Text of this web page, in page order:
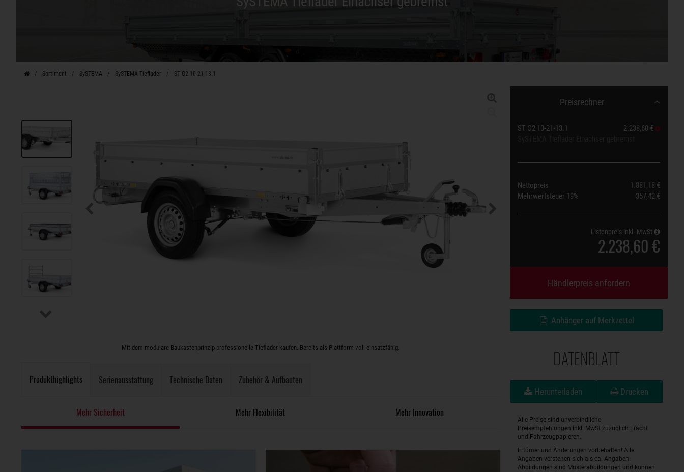
Sortiment SySTEMA SySTEMA Tieflader ST O2 10-21-13.1
Mit dem modulare Baukastenprinzip professionelle Tieflader kaufen. Bereits als Plattform voll einsatzfähig.
Produkthighlights Serienausstattung Technische Daten Zubehör & Aufbauten
Mehr Sicherheit Mehr Flexibilität Mehr Innovation
Preisrechner
ST O2 10-21-13.1
2.238,60 €
Nettopreis
1.881,18 €
Mehrwertsteuer 19% 357,42 €
Listenpreis inkl. MwSt
2.238,60 €
Händlerpreis anfordern
Anhänger auf Merkzettel
DATENBLATT
Herunterladen Drucken
Alle Preise sind unverbindliche
Preisempfehlungen inkl. MwSt zuzüglich Fracht
und Fahrzeugpapieren.
Irrtümer und Änderungen vorbehalten! Alle
Angaben verstehen sich als ca.-Angaben!
Abbildungen sind Musterabbildungen und können